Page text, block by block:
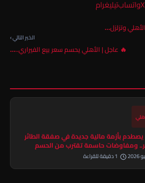
واتسابتيليغرام
وتزلزل…
الخبر التالي ›
🔥 عاجل | الأهلي يحسم سعر بيع الفيراري..…
يصطدم بأزمة مالية جديدة في صفقة الطائر
ومفاوضات حاسمة تقترب من الحسم